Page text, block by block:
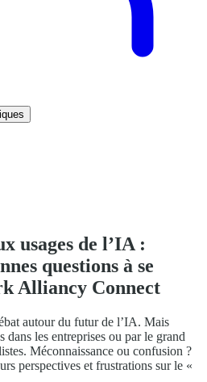
usages de l’IA :
questions à se
Alliancy Connect
autour du futur de l’IA. Mais
dans les entreprises ou par le grand
Méconnaissance ou confusion ?
perspectives et frustrations sur le «